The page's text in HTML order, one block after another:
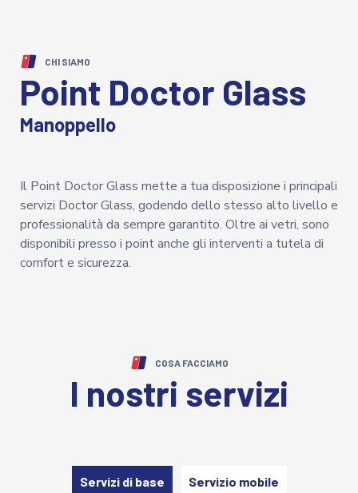
CHI SIAMO
Point Doctor Glass
Manoppello
Il Point Doctor Glass mette a tua disposizione i principali
servizi Doctor Glass, godendo dello stesso alto livello e
professionalità da sempre garantito. Oltre ai vetri, sono
disponibili presso i point anche gli interventi a tutela di
comfort e sicurezza.
COSA FACCIAMO
I nostri servizi
Servizi di base Servizio mobile